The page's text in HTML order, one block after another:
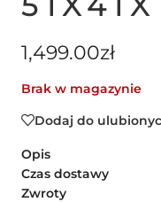
1,499.00zł
Brak w magazynie
Dodaj do
Opis
Czas dostawy
Zwroty